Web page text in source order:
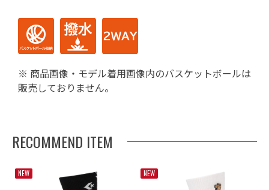
※ 商品画像・モデル着用画像内のバスケットボールは
販売しておりません。
RECOMMEND ITEM
NEW NEW